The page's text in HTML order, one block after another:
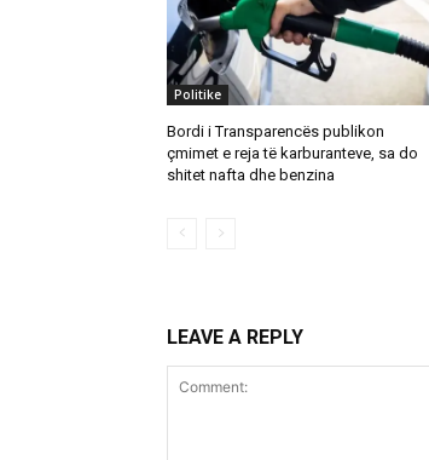
Politike
Bordi i Transparencës publikon
çmimet e reja të karburanteve, sa do
shitet nafta dhe benzina
LEAVE A REPLY